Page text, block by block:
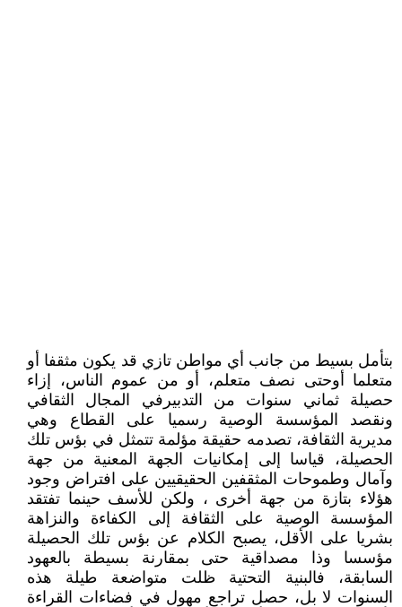
بتأمل بسيط من جانب أي مواطن تازي قد يكون مثقفا أو
متعلما أوحتى نصف متعلم، أو من عموم الناس، إزاء
حصيلة ثماني سنوات من التدبيرفي المجال الثقافي
ونقصد المؤسسة الوصية رسميا على القطاع وهي
مديرية الثقافة، تصدمه حقيقة مؤلمة تتمثل في بؤس تلك
الحصيلة، قياسا إلى إمكانيات الجهة المعنية من جهة
وآمال وطموحات المثقفين الحقيقيين على افتراض وجود
هؤلاء بتازة من جهة أخرى ، ولكن للأسف حينما تفتقد
المؤسسة الوصية على الثقافة إلى الكفاءة والنزاهة
بشريا على الأقل، يصبح الكلام عن بؤس تلك الحصيلة
مؤسسا وذا مصداقية حتى بمقارنة بسيطة بالعهود
السابقة، فالبنية التحتية ظلت متواضعة طيلة هذه
السنوات لا بل، حصل تراجع مهول في فضاءات القراءة